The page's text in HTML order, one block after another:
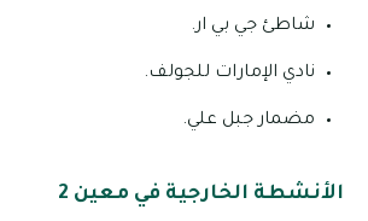
شاطئ جي بي ار.
نادي الإمارات للجولف.
مضمار جبل علي.
الأنشطة الخارجية في معين 2